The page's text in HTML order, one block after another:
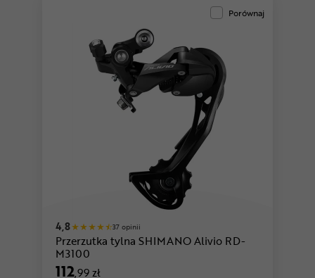
Porównaj
4,8 37 opinii
Przerzutka tylna SHIMANO Alivio RD-
M3100
112,99 zł